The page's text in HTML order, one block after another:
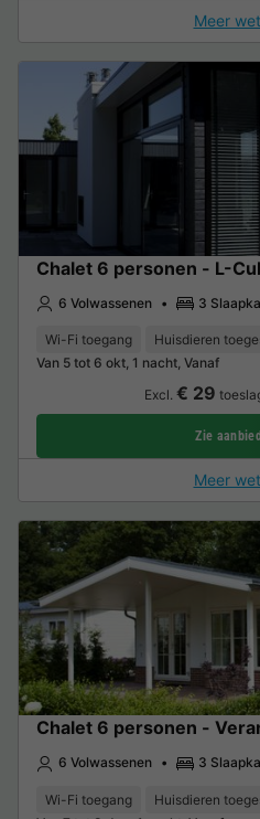
Meer
Chalet 6 personen - L-
6 Volwassenen 3
Wi-Fi toegang Huisdieren
Van 5 tot 6 okt, 1 nacht, Vanaf
Excl. € 29
Zie
Meer
Chalet 6 personen -
6 Volwassenen 3
Wi-Fi toegang Huisdieren